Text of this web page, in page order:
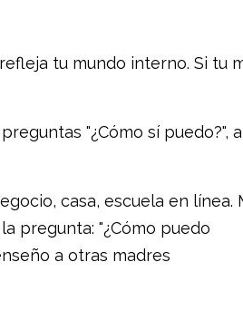
tu mundo interno. Si tu
"¿Cómo sí puedo?",
casa, escuela en línea.
pregunta: "¿Cómo puedo
a otras madres